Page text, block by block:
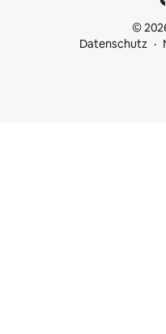
©
Datenschutz